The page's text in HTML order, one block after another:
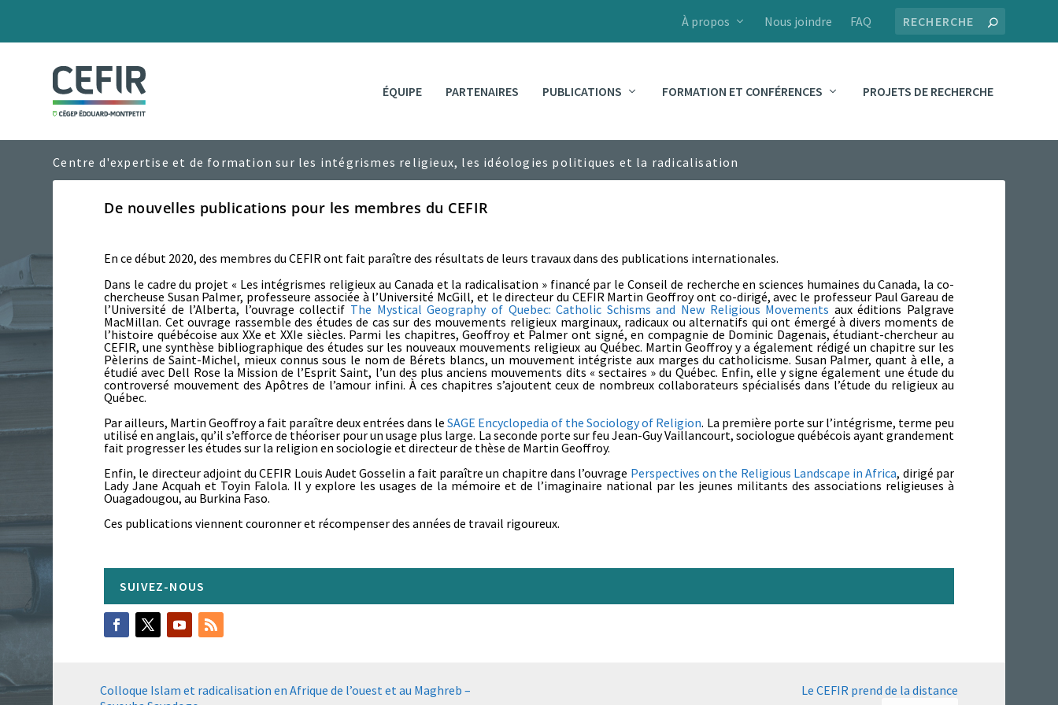
À propos Nous joindre FAQ
ÉQUIPE PARTENAIRES PUBLICATIONS FORMATION ET CONFÉRENCES PROJETS DE RECHERCHE
De nouvelles publications pour les membres du CEFIR
En ce début 2020, des membres du CEFIR ont fait paraître des résultats de leurs travaux dans des publications internationales.
Dans le cadre du projet « Les intégrismes religieux au Canada et la radicalisation » financé par le Conseil de recherche en sciences humaines du Canada, la co-
chercheuse Susan Palmer, professeure associée à l’Université McGill, et le directeur du CEFIR Martin Geoffroy ont co-dirigé, avec le professeur Paul Gareau de
l’Université de l’Alberta, l’ouvrage collectif The Mystical Geography of Quebec: Catholic Schisms and New Religious Movements aux éditions Palgrave
MacMillan. Cet ouvrage rassemble des études de cas sur des mouvements religieux marginaux, radicaux ou alternatifs qui ont émergé à divers moments de
l’histoire québécoise aux XXe et XXIe siècles. Parmi les chapitres, Geoffroy et Palmer ont signé, en compagnie de Dominic Dagenais, étudiant-chercheur au
CEFIR, une synthèse bibliographique des études sur les nouveaux mouvements religieux au Québec. Martin Geoffroy y a également rédigé un chapitre sur les
Pèlerins de Saint-Michel, mieux connus sous le nom de Bérets blancs, un mouvement intégriste aux marges du catholicisme. Susan Palmer, quant à elle, a
étudié avec Dell Rose la Mission de l’Esprit Saint, l’un des plus anciens mouvements dits « sectaires » du Québec. Enfin, elle y signe également une étude du
controversé mouvement des Apôtres de l’amour infini. À ces chapitres s’ajoutent ceux de nombreux collaborateurs spécialisés dans l’étude du religieux au
Québec.
Par ailleurs, Martin Geoffroy a fait paraître deux entrées dans le SAGE Encyclopedia of the Sociology of Religion. La première porte sur l’intégrisme, terme peu
utilisé en anglais, qu’il s’efforce de théoriser pour un usage plus large. La seconde porte sur feu Jean-Guy Vaillancourt, sociologue québécois ayant grandement
fait progresser les études sur la religion en sociologie et directeur de thèse de Martin Geoffroy.
Enfin, le directeur adjoint du CEFIR Louis Audet Gosselin a fait paraître un chapitre dans l’ouvrage Perspectives on the Religious Landscape in Africa, dirigé par
Lady Jane Acquah et Toyin Falola. Il y explore les usages de la mémoire et de l’imaginaire national par les jeunes militants des associations religieuses à
Ouagadougou, au Burkina Faso.
Ces publications viennent couronner et récompenser des années de travail rigoureux.
Colloque Islam et radicalisation en Afrique de l’ouest et au Maghreb –
Le CEFIR prend de la distance